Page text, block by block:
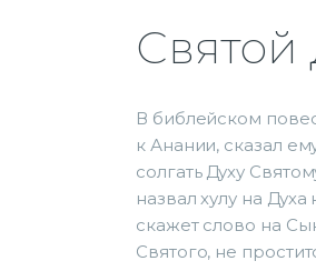
Святой
В библейском
к Анании, сказал
солгать Духу
назвал хулу на
скажет слово на
Святого, не